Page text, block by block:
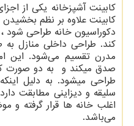
کابینت آشپزخانه یکی از
کابینت علاوه بر نظم
دکوراسیون خانه طراحی شود
کند. طراحی داخلی منازل
مدرن تقسیم می‌شود. این
صدق میکند و به دو صورت
طراحی میشود. به دلیل
سلیقه و دیزاینی مطابقت
اغلب خانه ها قرار گرفته
می‌باشد.